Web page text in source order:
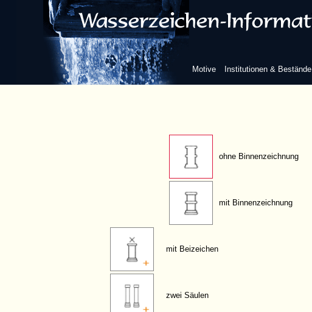
Motive Institutionen & Bestände
Basis fünfteilig
Basis sechsteilig
ohne Binnenzeichnung
mit Binnenzeichnung
mit Beizeichen
zwei Säulen